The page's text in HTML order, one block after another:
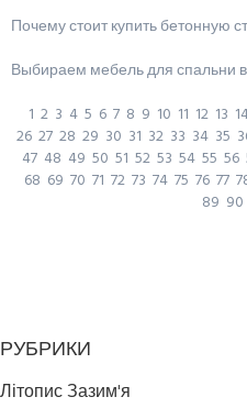
Почему стоит купить бетонную
Выбираем мебель для спальни
1 2 3 4 5 6 7 8 9 10 11 12 13
26 27 28 29 30 31 32 33 34 35
47 48 49 50 51 52 53 54 55 56
68 69 70 71 72 73 74 75 76 77
89 90
РУБРИКИ
Літопис Зазим'я